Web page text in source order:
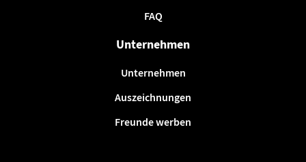
FAQ
Unternehmen
Unternehmen
Auszeichnungen
Freunde werben